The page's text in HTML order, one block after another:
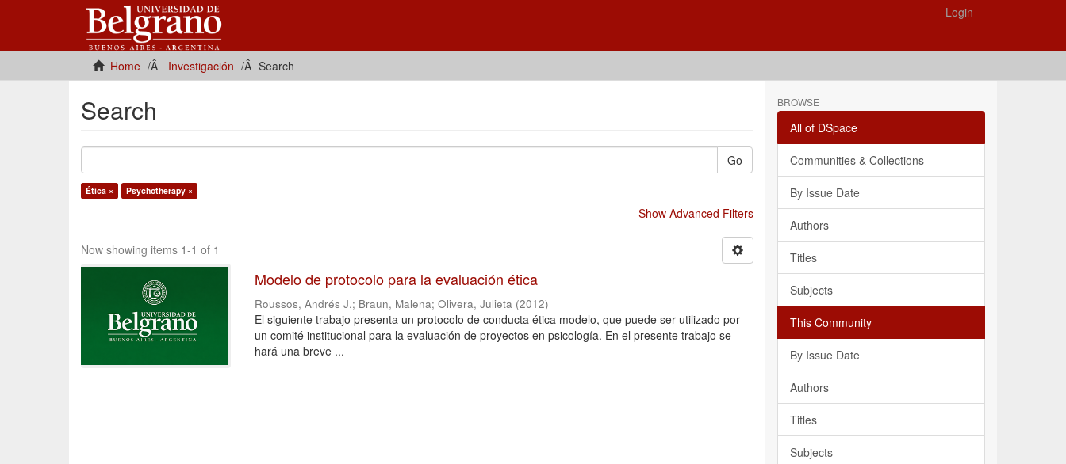
Login
Home Investigación Search
Search
Go
Ética × Psychotherapy ×
Show Advanced Filters
Now showing items 1-1 of 1
Modelo de protocolo para la evaluación ética
Roussos, Andrés J.; Braun, Malena;Olivera, Julieta (2012)
El siguiente trabajo presenta un protocolo de conducta ética modelo, que puede ser utilizado por
un comité institucional para la evaluación de proyectos en psicología. En el presente trabajo se
hará una breve ...
BROWSE
All of DSpace
Communities & Collections
By Issue Date
Authors
Titles
Subjects
This Community
By Issue Date
Authors
Titles
Subjects